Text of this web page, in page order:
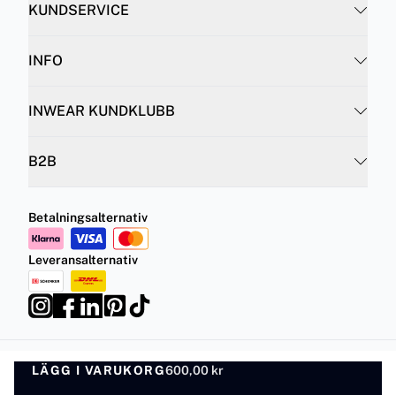
LÄGG I VARUKORG600,00 kr
LÄGG I VARUKORG
KUNDSERVICE
INFO
INWEAR KUNDKLUBB
B2B
Betalningsalternativ
Leveransalternativ
Integritetspolicy